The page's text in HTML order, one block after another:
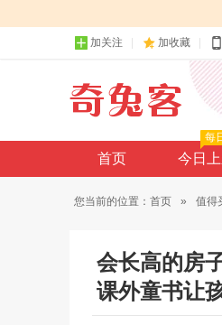
加关注 加收藏
首页 今日
每
您当前的位置： 首页 » 值得
会长高的房
课外童书让